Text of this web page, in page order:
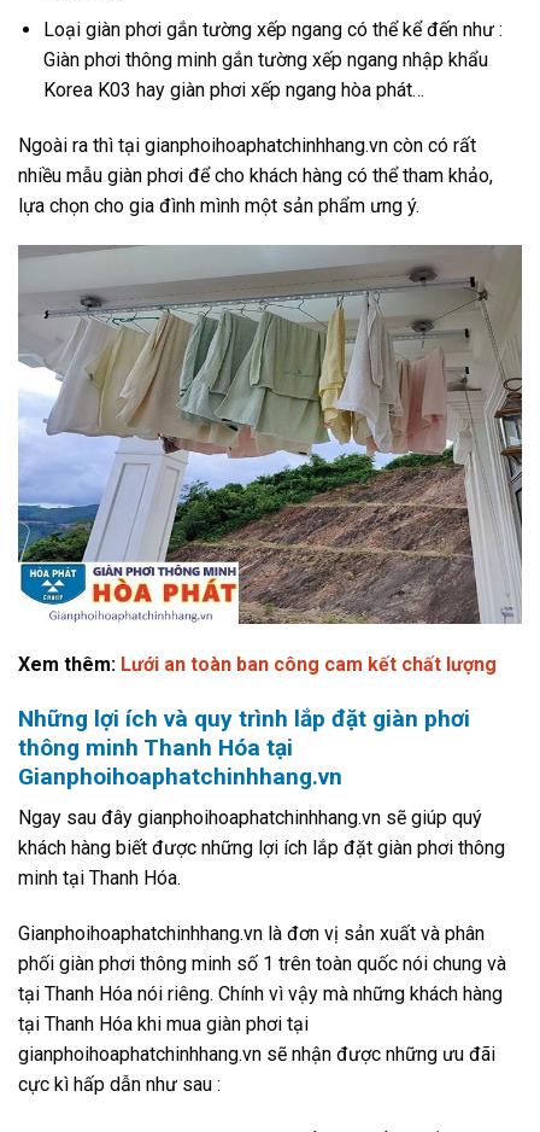
Loại giàn phơi gắn tường xếp ngang có thể kể đến như :
Giàn phơi thông minh gắn tường xếp ngang nhập khẩu
Korea K03 hay giàn phơi xếp ngang hòa phát…
Ngoài ra thì tại gianphoihoaphatchinhhang.vn còn có rất
nhiều mẫu giàn phơi để cho khách hàng có thể tham khảo,
lựa chọn cho gia đình mình một sản phẩm ưng ý.
Xem thêm: Lưới an toàn ban công cam kết chất lượng
Những lợi ích và quy trình lắp đặt giàn phơi
thông minh Thanh Hóa tại
Gianphoihoaphatchinhhang.vn
Ngay sau đây gianphoihoaphatchinhhang.vn sẽ giúp quý
khách hàng biết được những lợi ích lắp đặt giàn phơi thông
minh tại Thanh Hóa.
Gianphoihoaphatchinhhang.vn là đơn vị sản xuất và phân
phối giàn phơi thông minh số 1 trên toàn quốc nói chung và
tại Thanh Hóa nói riêng. Chính vì vậy mà những khách hàng
tại Thanh Hóa khi mua giàn phơi tại
gianphoihoaphatchinhhang.vn sẽ nhận được những ưu đãi
cực kì hấp dẫn như sau :